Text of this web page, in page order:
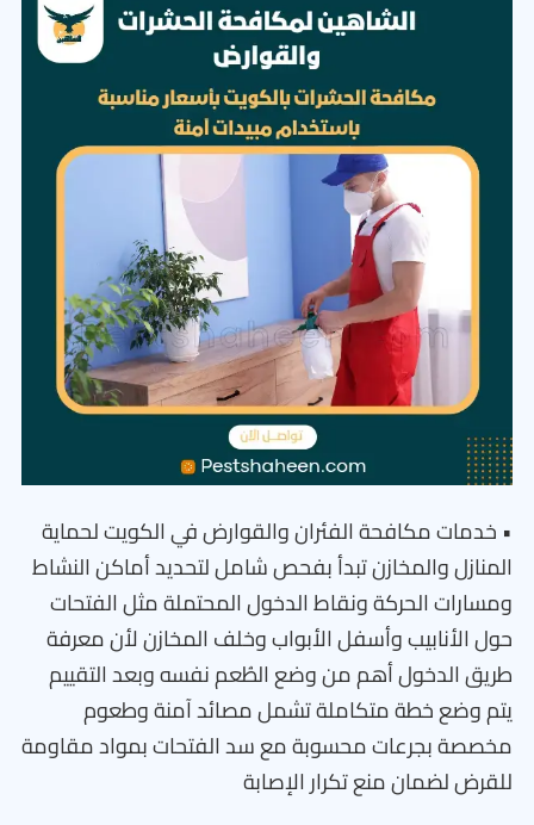
• خدمات مكافحة الفئران والقوارض في الكويت لحماية
المنازل والمخازن تبدأ بفحص شامل لتحديد أماكن النشاط
ومسارات الحركة ونقاط الدخول المحتملة مثل الفتحات
حول الأنابيب وأسفل الأبواب وخلف المخازن لأن معرفة
طريق الدخول أهم من وضع الطُعم نفسه وبعد التقييم
يتم وضع خطة متكاملة تشمل مصائد آمنة وطعوم
مخصصة بجرعات محسوبة مع سد الفتحات بمواد مقاومة
للقرض لضمان منع تكرار الإصابة